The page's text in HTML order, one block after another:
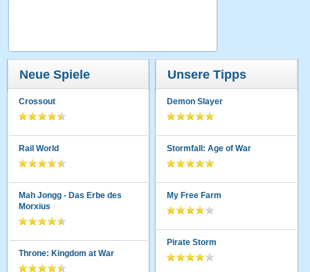
Neue Spiele
Crossout
Rail World
Mah Jongg - Das Erbe des
Morxius
Throne: Kingdom at War
Unsere Tipps
Demon Slayer
Stormfall: Age of War
My Free Farm
Pirate Storm